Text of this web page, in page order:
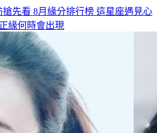
搶先看 8月緣分排行榜 這星座遇見心
緣何時會出現